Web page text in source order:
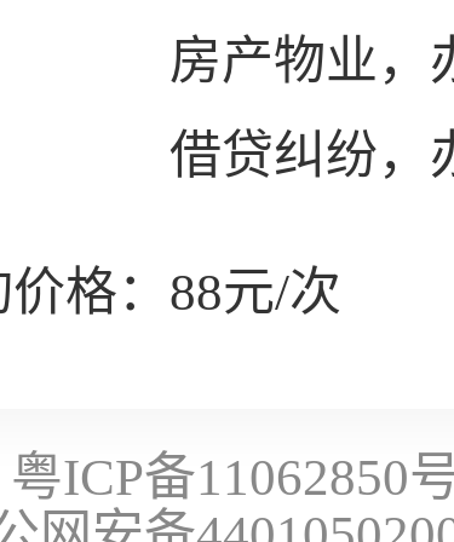
房产物业，
借贷纠纷，
格：88元/次
粤ICP备11062850